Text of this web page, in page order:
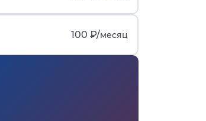
100 ₽/месяц